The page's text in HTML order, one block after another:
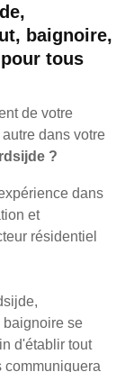
baignoire,
tous
de votre
dans votre
?
dans
et
résidentiel
baignoire se
d'établir tout
communiquera